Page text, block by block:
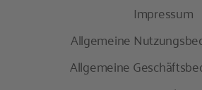
Impressum
Allgemeine
Allgemeine